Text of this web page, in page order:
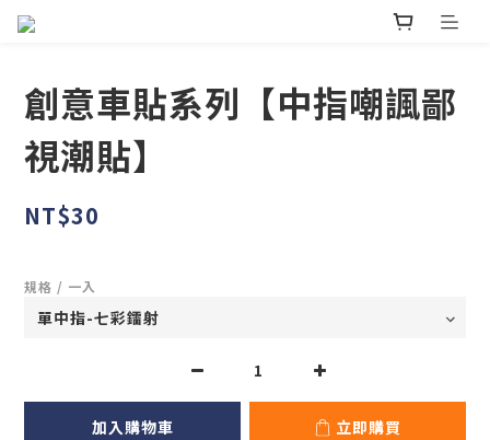
創意車貼系列【中指嘲諷鄙
視潮貼】
NT$30
規格 / 一入
加入購物車 立即購買